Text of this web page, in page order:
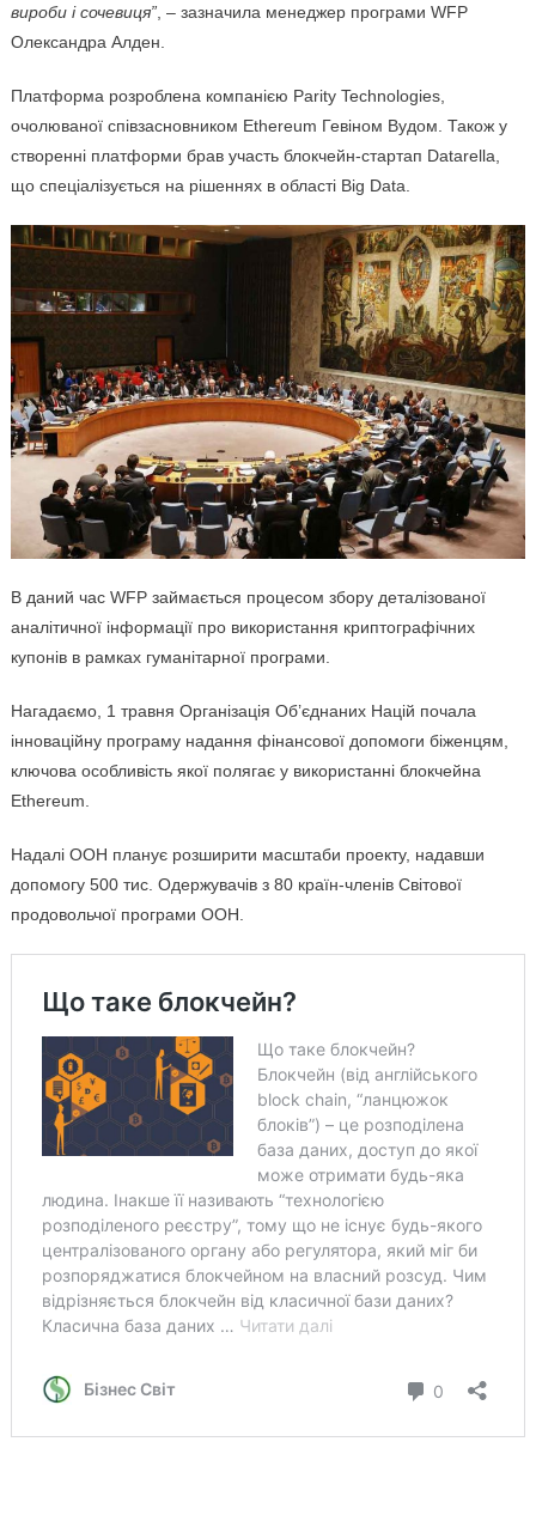
вироби і сочевиця”, – зазначила менеджер програми WFP
Олександра Алден.
Платформа розроблена компанією Parity Technologies,
очолюваної співзасновником Ethereum Гевіном Вудом. Також у
створенні платформи брав участь блокчейн-стартап Datarella,
що спеціалізується на рішеннях в області Big Data.
В даний час WFP займається процесом збору деталізованої
аналітичної інформації про використання криптографічних
купонів в рамках гуманітарної програми.
Нагадаємо, 1 травня Організація Об’єднаних Націй почала
інноваційну програму надання фінансової допомоги біженцям,
ключова особливість якої полягає у використанні блокчейна
Ethereum.
Надалі ООН планує розширити масштаби проекту, надавши
допомогу 500 тис. Одержувачів з 80 країн-членів Світової
продовольчої програми ООН.